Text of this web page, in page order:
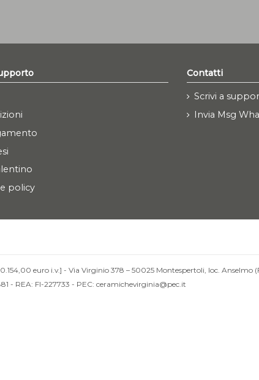
policy
Contatti
Scrivi a
Invia Msg
euro i.v.] - Via Virginio 378 – 50025 Montespertoli, loc. Anselmo
- REA: FI-227733 - PEC: ceramichevirginia@pec.it